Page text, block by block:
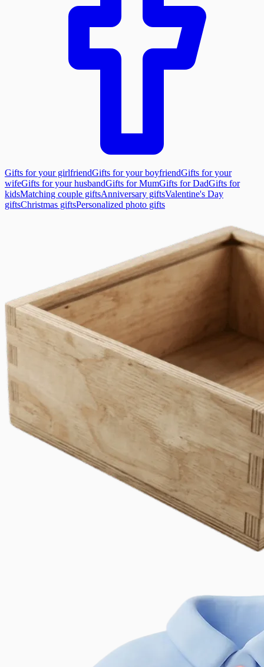
Gifts for your girlfriendGifts for your boyfriendGifts for your
wifeGifts for your husbandGifts for MumGifts for DadGifts for
kidsMatching couple giftsAnniversary giftsValentine's Day
giftsChristmas giftsPersonalized photo gifts